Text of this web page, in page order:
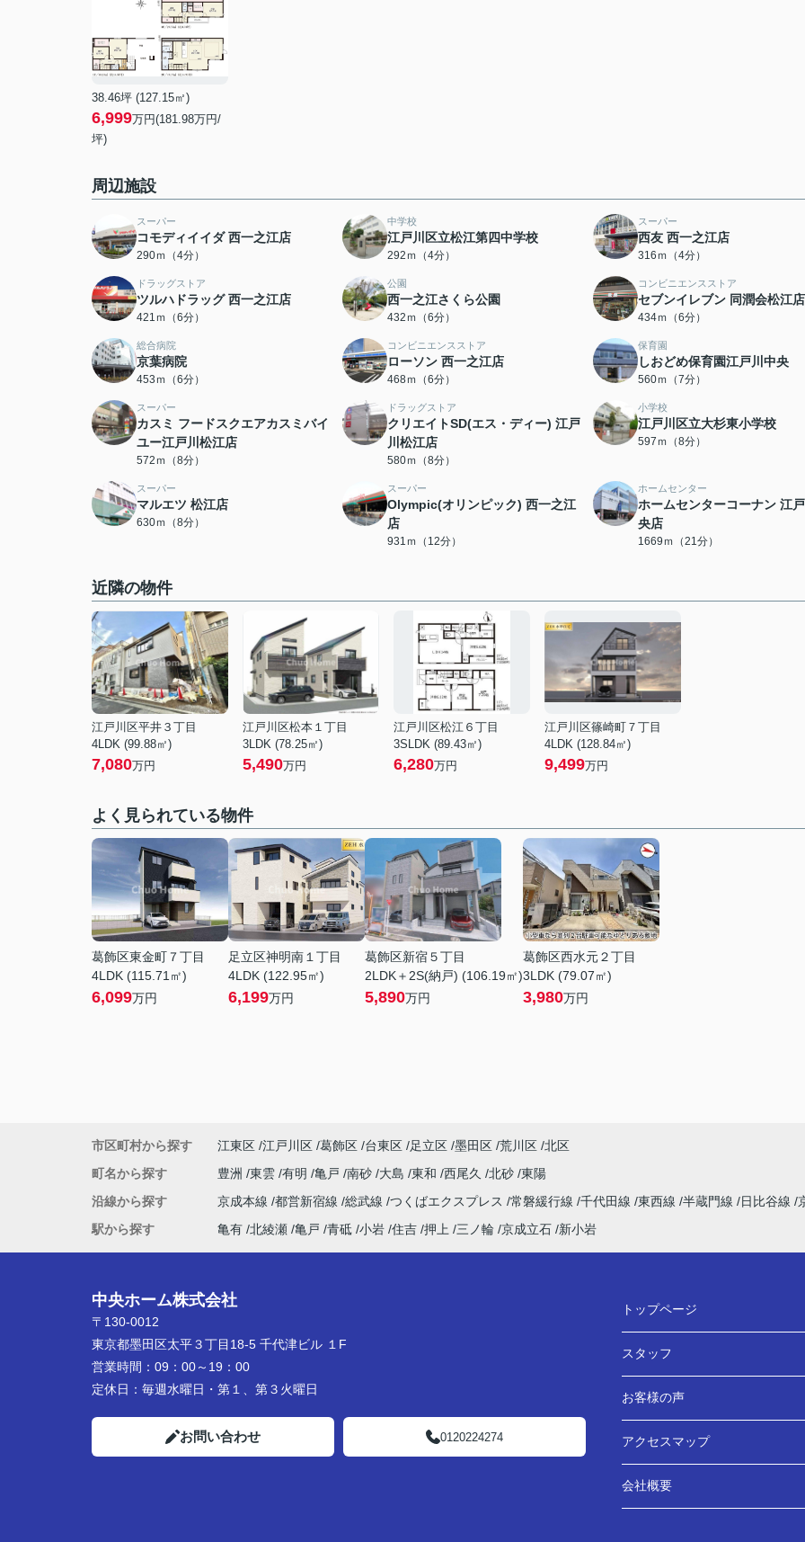
38.46坪 (127.15㎡)
6,999万円(181.98万円/
坪)
周辺施設
スーパー
コモディイイダ 西一之江店
290ｍ（4分）
中学校
江戸川区立松江第四中学校
292ｍ（4分）
スーパー
西友 西一之江店
316ｍ（4分）
ドラッグストア
ツルハドラッグ 西一之江店
421ｍ（6分）
公園
西一之江さくら公園
432ｍ（6分）
コンビニエンスストア
セブンイレブン 同潤会松江店
434ｍ（6分）
総合病院
京葉病院
453ｍ（6分）
コンビニエンスストア
ローソン 西一之江店
468ｍ（6分）
保育園
しおどめ保育園江戸川中央
560ｍ（7分）
スーパー
カスミ フードスクエアカスミバイ
ユー江戸川松江店
572ｍ（8分）
ドラッグストア
クリエイトSD(エス・ディー) 江戸
川松江店
580ｍ（8分）
小学校
江戸川区立大杉東小学校
597ｍ（8分）
スーパー
マルエツ 松江店
630ｍ（8分）
スーパー
Olympic(オリンピック) 西一之江
店
931ｍ（12分）
ホームセンター
ホームセンターコーナン 江
央店
1669ｍ（21分）
近隣の物件
江戸川区平井３丁目
4LDK (99.88㎡)
7,080万円
江戸川区松本１丁目
3LDK (78.25㎡)
5,490万円
江戸川区松江６丁目
3SLDK (89.43㎡)
6,280万円
江戸川区篠崎町７丁目
4LDK (128.84㎡)
9,499万円
よく見られている物件
葛飾区東金町７丁目
4LDK (115.71㎡)
6,099万円
足立区神明南１丁目
4LDK (122.95㎡)
6,199万円
葛飾区新宿５丁目
2LDK＋2S(納戸) (106.19㎡)
5,890万円
葛飾区西水元２丁目
3LDK (79.07㎡)
3,980万円
市区町村から探す 江東区 江戸川区 葛飾区 台東区 足立区 墨田区 荒川区 北区
町名から探す
豊洲 東雲 有明 亀戸 南砂 大島 東和 西尾久 北砂 東陽
沿線から探す
京成本線 都営新宿線 総武線 つくばエクスプレス 常磐緩行線 千代田線 東西線 半蔵門線 日比谷線
駅から探す
亀有 北綾瀬 亀戸 青砥 小岩 住吉 押上 三ノ輪 京成立石 新小岩
中央ホーム株式会社
〒130-0012
東京都墨田区太平３丁目18-5 千代津ビル １F
営業時間： 09：00～19：00
定休日： 毎週水曜日・第１、第３火曜日
お問い合わせ 0120224274
トップページ
スタッフ
お客様の声
アクセスマップ
会社概要